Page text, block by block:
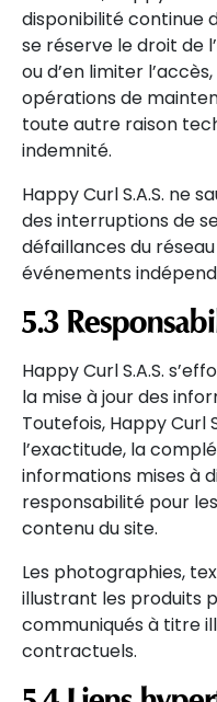
disponibilité continue
se réserve le droit de
ou d’en limiter
opérations de
toute autre raison
indemnité.
Happy Curl S.A.S. ne
des interruptions de
défaillances du
événements
5.3
Happy Curl S.A.S.
la mise à jour des
Toutefois, Happy Curl
l’exactitude, la
informations mises à
responsabilité pour
contenu du site.
Les photographies,
illustrant les produits
communiqués à titre
contractuels.